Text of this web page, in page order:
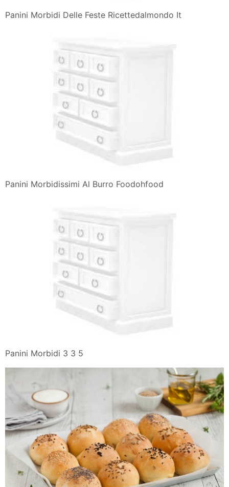
Panini Morbidi Delle Feste Ricettedalmondo It
Panini Morbidissimi Al Burro Foodohfood
Panini Morbidi 3 3 5